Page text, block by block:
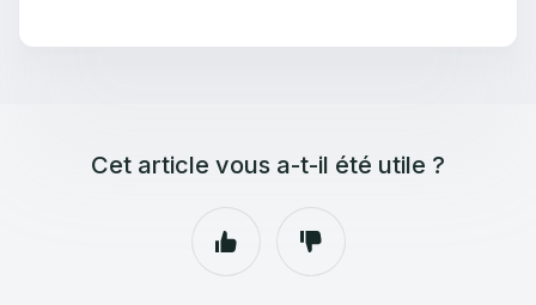
Cet article vous a-t-il été utile ?